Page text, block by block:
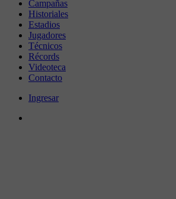
Campañas
Historiales
Estadios
Jugadores
Técnicos
Récords
Videoteca
Contacto
Ingresar